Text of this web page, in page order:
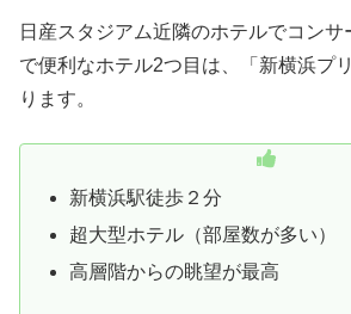
日産スタジアム近隣のホテルでコンサ
で便利なホテル2つ目は、「新横浜プ
ります。
新横浜駅徒歩２分
超大型ホテル（部屋数が多い）
高層階からの眺望が最高